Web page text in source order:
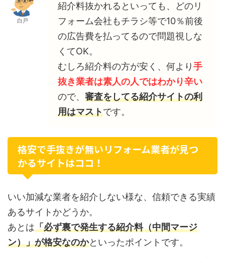
白戸
紹介料抜かれるといっても、どのリ
フォーム会社もチラシ等で10％前後
の広告費を払ってるので問題視しな
くてOK。
むしろ紹介料の方が安く、何より手
抜き業者は素人の人ではわかり辛い
ので、 審査をしてる紹介サイトの利
用はマストです。
格安で手抜きが無いリフォーム業者が見つ
かるサイトはココ！
いい加減な業者を紹介しない様な、信頼できる実績
あるサイトかどうか。
あとは「必ず裏で発生する紹介料（中間マージ
ン）」が格安なのかといったポイントです。